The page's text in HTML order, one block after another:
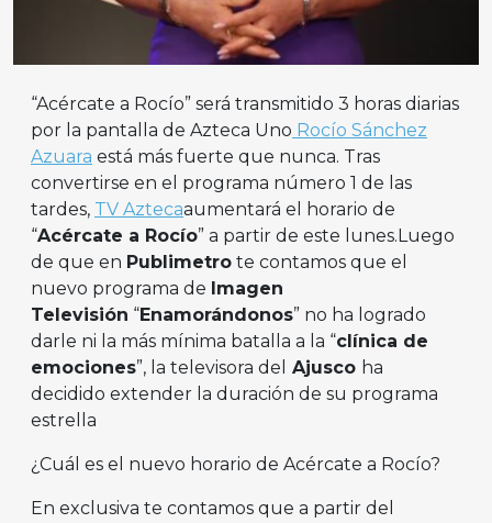
“Acércate a Rocío” será transmitido 3 horas diarias
por la pantalla de Azteca Uno Rocío Sánchez
Azuara está más fuerte que nunca. Tras
convertirse en el programa número 1 de las
tardes, TV Aztecaaumentará el horario de
“Acércate a Rocío” a partir de este lunes.Luego
de que en Publimetro te contamos que el
nuevo programa de Imagen
Televisión “Enamorándonos” no ha logrado
darle ni la más mínima batalla a la “clínica de
emociones”, la televisora del Ajusco ha
decidido extender la duración de su programa
estrella
¿Cuál es el nuevo horario de Acércate a Rocío?
En exclusiva te contamos que a partir del